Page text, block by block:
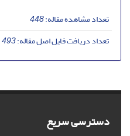
تعداد مشاهده مقاله:448
تعداد دریافت فایل اصل مقاله:493
دسترسی سریع